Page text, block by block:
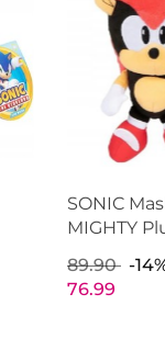
SONIC
MIGHTY
PACIFIC
89.90
-
76.99